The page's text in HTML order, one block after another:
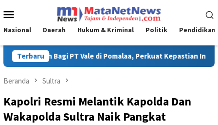
ke
Mobile
Nasional Daerah Hukum & Kriminal Politik Pendidikan
Terbaru
Perkuat Kepastian Investasi dan Hilirisasi Berkelanjutan
Beranda Sultra
Kapolri Resmi Melantik Kapolda Dan
Wakapolda Sultra Naik Pangkat